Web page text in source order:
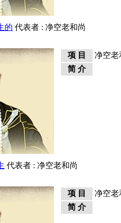
的 代表者 : 净空老和尚
项 目
净空老
简 介
代表者 : 净空老和尚
项 目
净空老
简 介